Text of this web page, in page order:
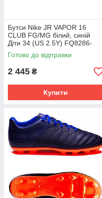
Бутси Nike JR VAPOR 16
CLUB FG/MG білий, синій
Діти 34 (US 2.5Y) FQ8286-
400
Готово до відправки
2 445 ₴
Купити